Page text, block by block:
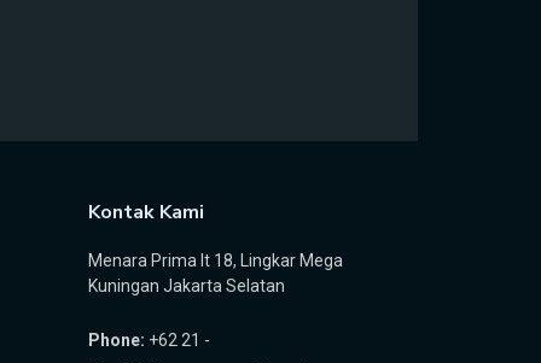
Kontak Kami
Menara Prima lt 18, Lingkar Mega
Kuningan Jakarta Selatan
Phone: +62 21 -